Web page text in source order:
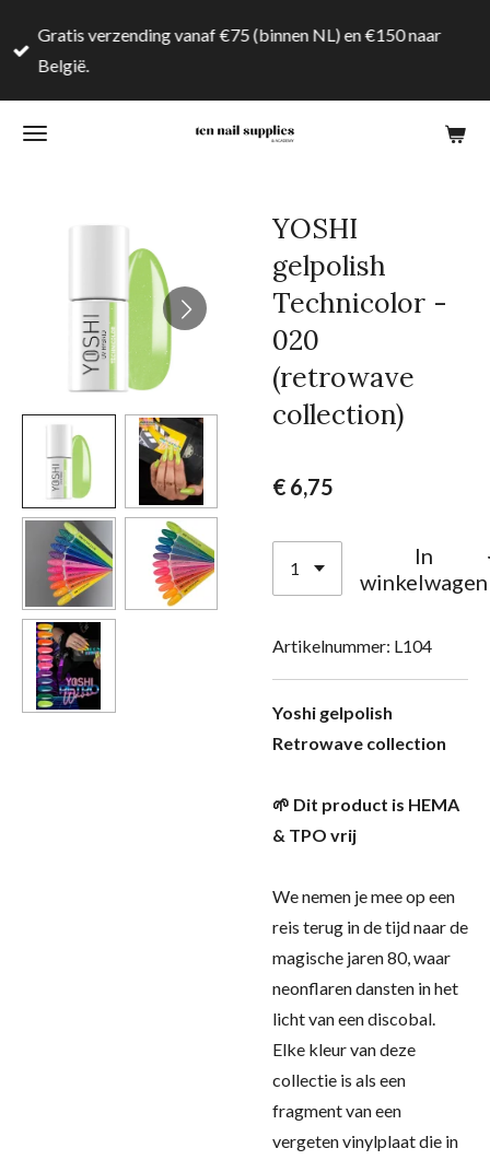
direct
hoofdinhoud
Gratis verzending vanaf €75 (binnen NL) en €150 naar
België.
YOSHI
gelpolish
Technicolor -
020
(retrowave
collection)
€ 6,75
In
winkelwagen
Artikelnummer: L104
Yoshi gelpolish
Retrowave collection
🌱 Dit product is HEMA
& TPO vrij
We nemen je mee op een
reis terug in de tijd naar de
magische jaren 80, waar
neonflaren dansten in het
licht van een discobal.
Elke kleur van deze
collectie is als een
fragment van een
vergeten vinylplaat die in